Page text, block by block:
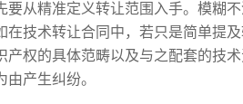
从精准定义转让范围入手。模糊
在技术转让合同中，若只是简单提
权的具体范畴以及与之配套的技
产生纠纷。